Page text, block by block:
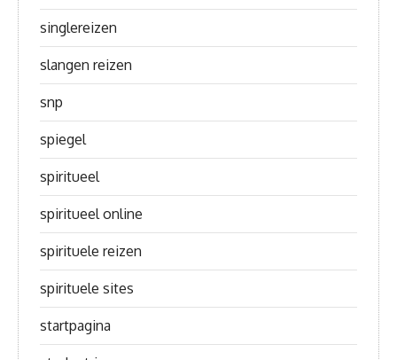
singlereizen
slangen reizen
snp
spiegel
spiritueel
spiritueel online
spirituele reizen
spirituele sites
startpagina